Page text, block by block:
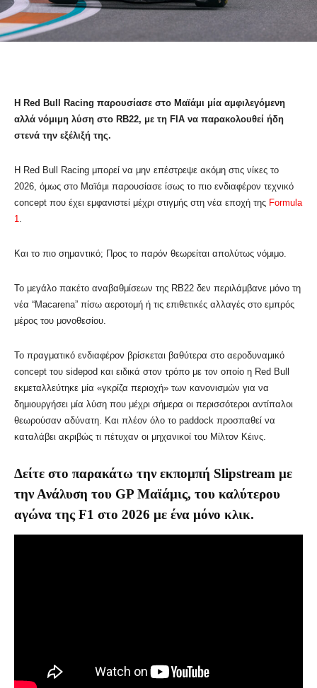
Η Red Bull Racing παρουσίασε στο Μαϊάμι μία αμφιλεγόμενη
αλλά νόμιμη λύση στο RB22, με τη FIA να παρακολουθεί ήδη
στενά την εξέλιξή της.
Η Red Bull Racing μπορεί να μην επέστρεψε ακόμη στις νίκες το
2026, όμως στο Μαϊάμι παρουσίασε ίσως το πιο ενδιαφέρον τεχνικό
concept που έχει εμφανιστεί μέχρι στιγμής στη νέα εποχή της Formula
1.
Και το πιο σημαντικό; Προς το παρόν θεωρείται απολύτως νόμιμο.
Το μεγάλο πακέτο αναβαθμίσεων της RB22 δεν περιλάμβανε μόνο τη
νέα “Macarena” πίσω αεροτομή ή τις επιθετικές αλλαγές στο εμπρός
μέρος του μονοθεσίου.
Το πραγματικό ενδιαφέρον βρίσκεται βαθύτερα στο αεροδυναμικό
concept του sidepod και ειδικά στον τρόπο με τον οποίο η Red Bull
εκμεταλλεύτηκε μία «γκρίζα περιοχή» των κανονισμών για να
δημιουργήσει μία λύση που μέχρι σήμερα οι περισσότεροι αντίπαλοι
θεωρούσαν αδύνατη. Και πλέον όλο το paddock προσπαθεί να
καταλάβει ακριβώς τι πέτυχαν οι μηχανικοί του Μίλτον Κέινς.
Δείτε στο παρακάτω την εκπομπή Slipstream με
την Ανάλυση του GP Μαϊάμις, του καλύτερου
αγώνα της F1 στο 2026 με ένα μόνο κλικ.